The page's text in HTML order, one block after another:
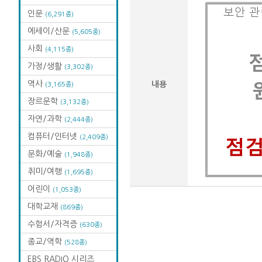
인문 (6,291종)
에세이/산문 (5,605종)
사회 (4,115종)
가정/생활 (3,302종)
역사 (3,165종)
장르문학 (3,132종)
자연/과학 (2,444종)
컴퓨터/인터넷 (2,409종)
문화/예술 (1,948종)
취미/여행 (1,695종)
어린이 (1,053종)
대학교재 (869종)
수험서/자격증 (630종)
종교/역학 (528종)
EBS RADIO 시리즈
내용